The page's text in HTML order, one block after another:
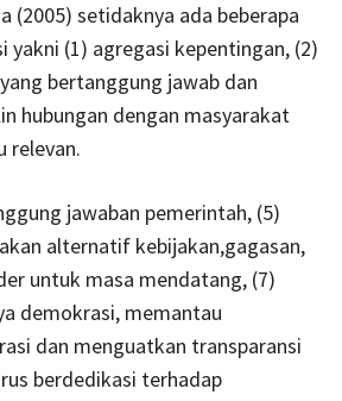
(2005) setidaknya ada beberapa
yakni (1) agregasi kepentingan, (2)
bertanggung jawab dan
hubungan dengan masyarakat
relevan.
jawaban pemerintah, (5)
alternatif kebijakan,gagasan,
untuk masa mendatang, (7)
demokrasi, memantau
dan menguatkan transparansi
berdedikasi terhadap